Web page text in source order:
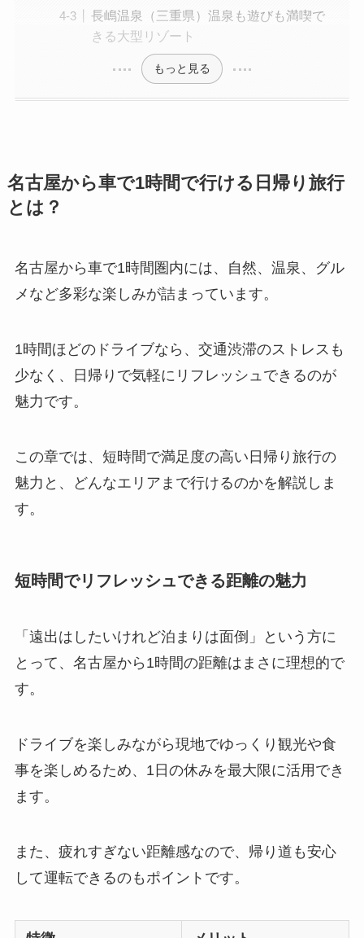
長嶋温泉（三重県）温泉も遊びも満喫で
きる大型リゾート
もっと見る
名古屋から車で1時間で行ける日帰り旅行
とは？
名古屋から車で1時間圏内には、自然、温泉、グル
メなど多彩な楽しみが詰まっています。
1時間ほどのドライブなら、交通渋滞のストレスも
少なく、日帰りで気軽にリフレッシュできるのが
魅力です。
この章では、短時間で満足度の高い日帰り旅行の
魅力と、どんなエリアまで行けるのかを解説しま
す。
短時間でリフレッシュできる距離の魅力
「遠出はしたいけれど泊まりは面倒」という方に
とって、名古屋から1時間の距離はまさに理想的で
す。
ドライブを楽しみながら現地でゆっくり観光や食
事を楽しめるため、1日の休みを最大限に活用でき
ます。
また、疲れすぎない距離感なので、帰り道も安心
して運転できるのもポイントです。